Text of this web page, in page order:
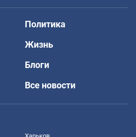
Политика
Жизнь
Блоги
Все новости